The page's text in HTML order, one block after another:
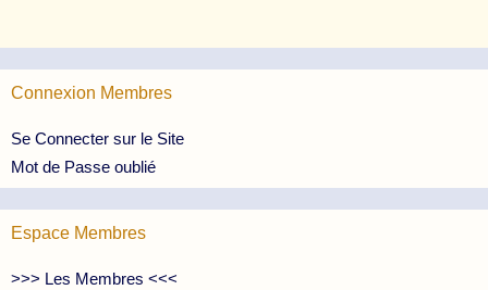
Connexion Membres
Se Connecter sur le Site
Mot de Passe oublié
Espace Membres
>>> Les Membres <<<